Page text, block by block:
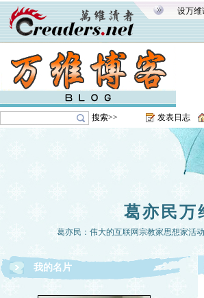
设万维
搜索>> 发表日志
葛亦民万
葛亦民：伟大的互联网宗教家思想家活
我的名片